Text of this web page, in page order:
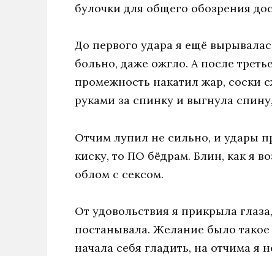
булочки для общего обозрения
До первого удара я ещё
больно, даже ожгло. A после
промежность накатил жар, соски
руками за спинку и выгнула
Отчим лупил не сильно, и удары
киску, то ПО бёдрам. Блин, как я
облом с сексом.
От удовольствия я прикрыла
постанывала. Желание было
начала себя гладить, на отчима я